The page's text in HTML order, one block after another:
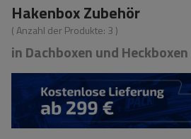
Hakenbox Zubehör
( Anzahl der Produkte: 3 )
in Dachboxen und Heckboxen